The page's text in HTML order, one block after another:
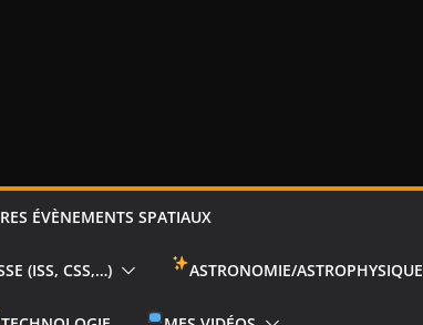
ÉVÈNEMENTS SPATIAUX
(ISS, CSS,…) ASTRONOMIE/ASTROPHYSIQUE